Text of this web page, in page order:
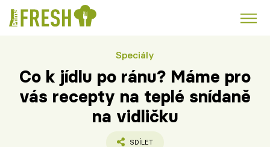
Polévky k večeři
Česká kuchyně Čokoláda
Speciály
Co k jídlu po ránu? Máme pro
vás recepty na teplé snídaně
na vidličku
SDÍLET